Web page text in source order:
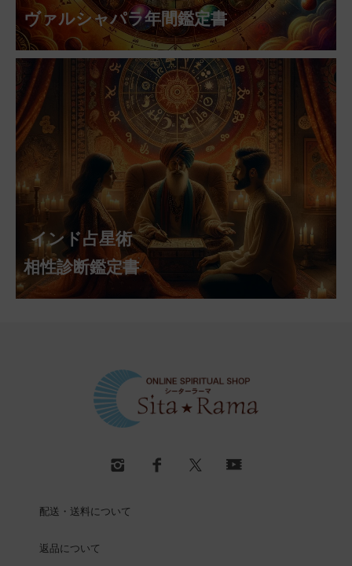
ヴァルシャパラ年間鑑定書
インド占星術
相性診断鑑定書
配送・送料について
返品について